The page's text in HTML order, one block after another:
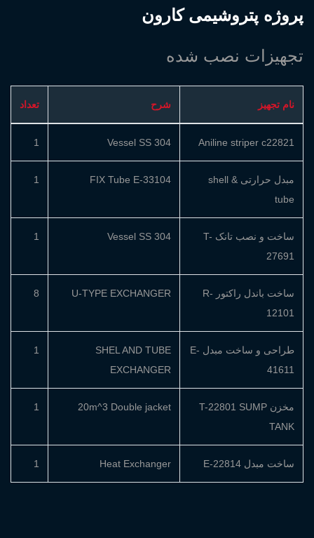
پروژه پتروشیمی کارون
تجهیزات نصب شده
نام تجهیز شرح تعداد
Aniline striper c22821
Vessel SS 304
1
مبدل حرارتی shell &
tube
FIX Tube E-33104
1
ساخت و نصب تانک T-
27691
Vessel SS 304
1
ساخت باندل راکتور R-
12101
U-TYPE EXCHANGER
8
طراحی و ساخت مبدل E-
41611
SHEL AND TUBE
EXCHANGER
1
مخزن T-22801 SUMP
TANK
20m^3 Double jacket
1
ساخت مبدل E-22814 Heat Exchanger
1